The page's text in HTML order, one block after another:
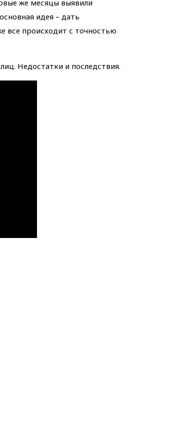
же месяцы выявили
идея – дать
все происходит с точностью
Недостатки и последствия.